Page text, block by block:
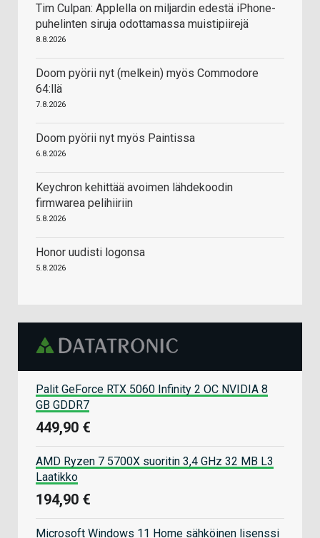
Tim Culpan: Applella on miljardin edestä iPhone-
puhelinten siruja odottamassa muistipiirejä
8.8.2026
Doom pyörii nyt (melkein) myös Commodore
64:llä
7.8.2026
Doom pyörii nyt myös Paintissa
6.8.2026
Keychron kehittää avoimen lähdekoodin
firmwarea pelihiiriin
5.8.2026
Honor uudisti logonsa
5.8.2026
Palit GeForce RTX 5060 Infinity 2 OC NVIDIA 8
GB GDDR7
449,90 €
AMD Ryzen 7 5700X suoritin 3,4 GHz 32 MB L3
Laatikko
194,90 €
Microsoft Windows 11 Home sähköinen lisenssi